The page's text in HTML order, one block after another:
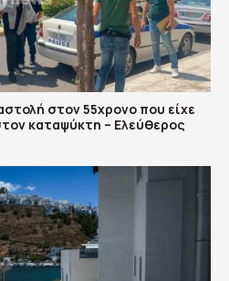
στον 55χρονο που είχε
καταψύκτη – Ελεύθερος